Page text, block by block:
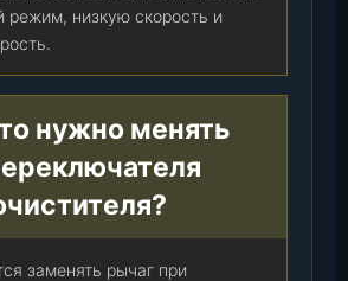
режим, низкую скорость и
нужно менять
заменять рычаг при